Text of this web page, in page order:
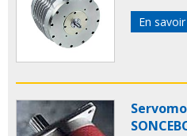
En